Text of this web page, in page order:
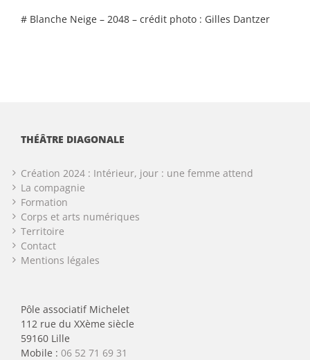
# Blanche Neige – 2048 – crédit photo : Gilles Dantzer
THÉÂTRE DIAGONALE
Création 2024 : Intérieur, jour : une femme attend
La compagnie
Formation
Corps et arts numériques
Territoire
Contact
Mentions légales
Pôle associatif Michelet
112 rue du XXème siècle
59160 Lille
Mobile : 06 52 71 69 31